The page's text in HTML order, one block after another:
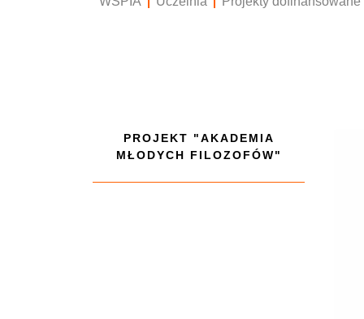
PROJEKT "AKADEMIA
MŁODYCH FILOZOFÓW"